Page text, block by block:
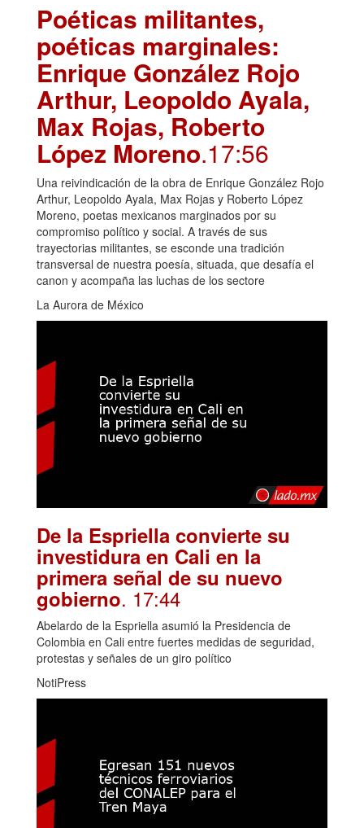
Poéticas militantes,
poéticas marginales:
Enrique González Rojo
Arthur, Leopoldo Ayala,
Max Rojas, Roberto
López Moreno.17:56
Una reivindicación de la obra de Enrique González Rojo
Arthur, Leopoldo Ayala, Max Rojas y Roberto López
Moreno, poetas mexicanos marginados por su
compromiso político y social. A través de sus
trayectorias militantes, se esconde una tradición
transversal de nuestra poesía, situada, que desafía el
canon y acompaña las luchas de los sectore
La Aurora de México
De la Espriella convierte su
investidura en Cali en la
primera señal de su nuevo
gobierno. 17:44
Abelardo de la Espriella asumió la Presidencia de
Colombia en Cali entre fuertes medidas de seguridad,
protestas y señales de un giro político
NotiPress